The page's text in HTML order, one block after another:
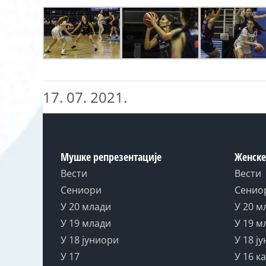
17. 07. 2021.
Мушке репрезентације
Вести
Сениори
У 20 млади
У 19 млади
У 18 јуниори
У 17
Вести
У 20
У 19
У 18
У 16